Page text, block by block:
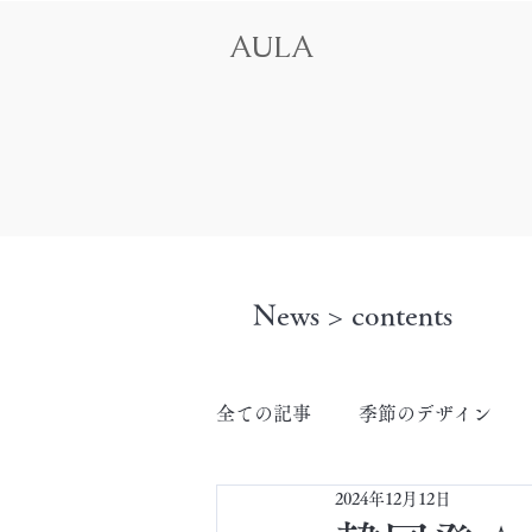
AULA
News > contents
全ての記事 季節のデザイン
2024年12月12日